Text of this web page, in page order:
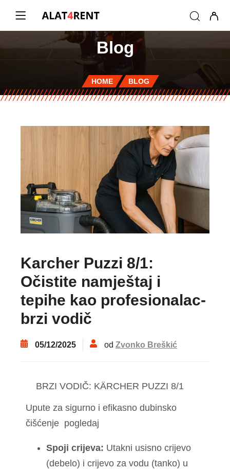
Blog
HOME BLOG
Karcher Puzzi 8/1:
Očistite namještaj i
tepihe kao profesionalac-
brzi vodič
05/12/2025 od Zvonko Breškić
BRZI VODIČ: KÄRCHER PUZZI 8/1
Upute za sigurno i efikasno dubinsko
čišćenje pogledaj
Spoji crijeva: Utakni usisno crijevo
(debelo) i crijevo za vodu (tanko) u